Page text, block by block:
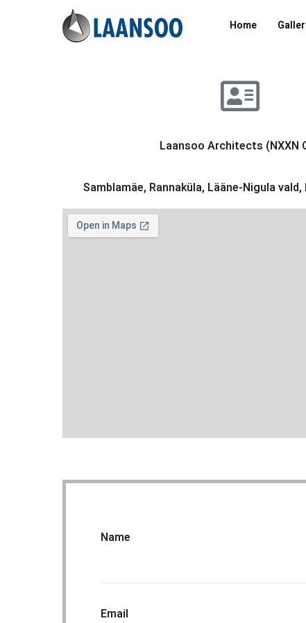
Home
Laansoo Architects (NXXN
Samblamäe, Rannaküla, Lääne-Nigula
Name
Email